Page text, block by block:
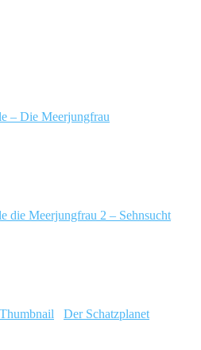
– Die Meerjungfrau
die Meerjungfrau 2 – Sehnsucht
Der Schatzplanet